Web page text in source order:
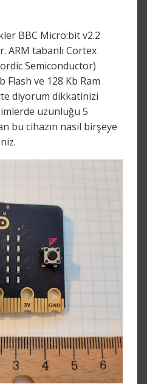
BBC Micro:bit v2.2
ARM tabanlı Cortex
Semiconductor)
Flash ve 128 Kb Ram
diyorum dikkatinizi
uzunluğu 5
bu cihazın nasıl birşeye